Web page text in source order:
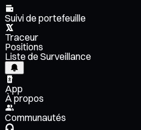
Suivi de portefeuille
Traceur
Positions
Liste de Surveillance
App
À propos
Communautés